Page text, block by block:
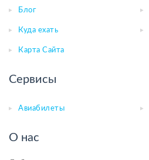
Блог
Куда ехать
Карта Сайта
Сервисы
Авиабилеты
О нас